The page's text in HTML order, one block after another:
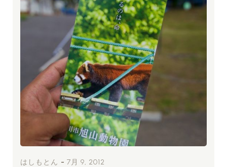
はしもとん - 7月 9, 2012